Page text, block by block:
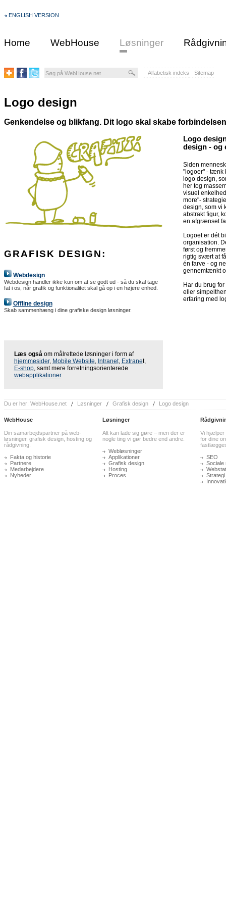
ENGLISH VERSION
Home WebHouse Løsninger
Alfabetisk indeks Sitemap
Logo design
Genkendelse og blikfang. Dit logo skal skabe
GRAFISK DESIGN:
Webdesign
Webdesign handler ikke kun om at se godt ud - så du skal tage
fat i os, når grafik og funktionalitet skal gå op i en højere enhed.
Offline design
Skab sammenhæng i dine grafiske design løsninger.
Læs ogsåom målrettede løsninger i form af
hjemmesider, Mobile Website, Intranet, Extranet,
E-shop, samt mere forretningsorienterede
webapplikationer.
Logo
design - og
Siden
"logoer" - tænk
logo design,
her tog
visuel
more"-
design, som vi
abstrakt figur,
en afgrænset
Logoet er dét
organisation.
først og
rigtig svært at
én farve - og
gennemtænkt
Har du brug
eller
erfaring med
Du er her: WebHouse.net Løsninger Grafisk design Logo design
WebHouse
Din samarbejdspartner på web-
løsninger, grafisk design, hosting og
rådgivning.
Fakta og historie
Partnere
Medarbejdere
Nyheder
Løsninger
Alt kan lade sig gøre – men der er
nogle ting vi gør bedre end andre.
Webløsninger
Applikationer
Grafisk design
Hosting
Proces
Vi hjælper
for dine
SEO
Sociale
Strategi